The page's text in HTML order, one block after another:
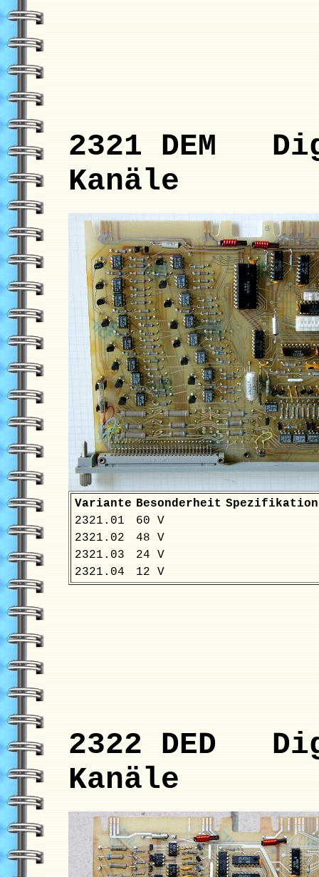
2321 DEM
Kanäle
Variante Besonderheit Spezifikation
2321.01
60 V
2321.02
48 V
2321.03
24 V
2321.04
12 V
2322 DED
Kanäle